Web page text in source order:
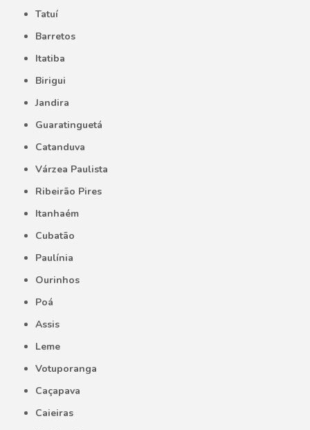
Tatuí
Barretos
Itatiba
Birigui
Jandira
Guaratinguetá
Catanduva
Várzea Paulista
Ribeirão Pires
Itanhaém
Cubatão
Paulínia
Ourinhos
Poá
Assis
Leme
Votuporanga
Caçapava
Caieiras